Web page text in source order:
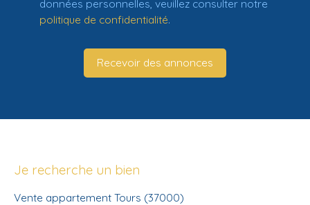
données personnelles, veuillez consulter notre
politique de confidentialité.
Recevoir des annonces
Je recherche un bien
Vente appartement Tours (37000)